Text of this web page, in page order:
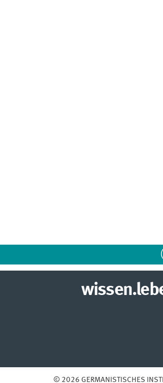
© 2026 GERMANISTISCHES